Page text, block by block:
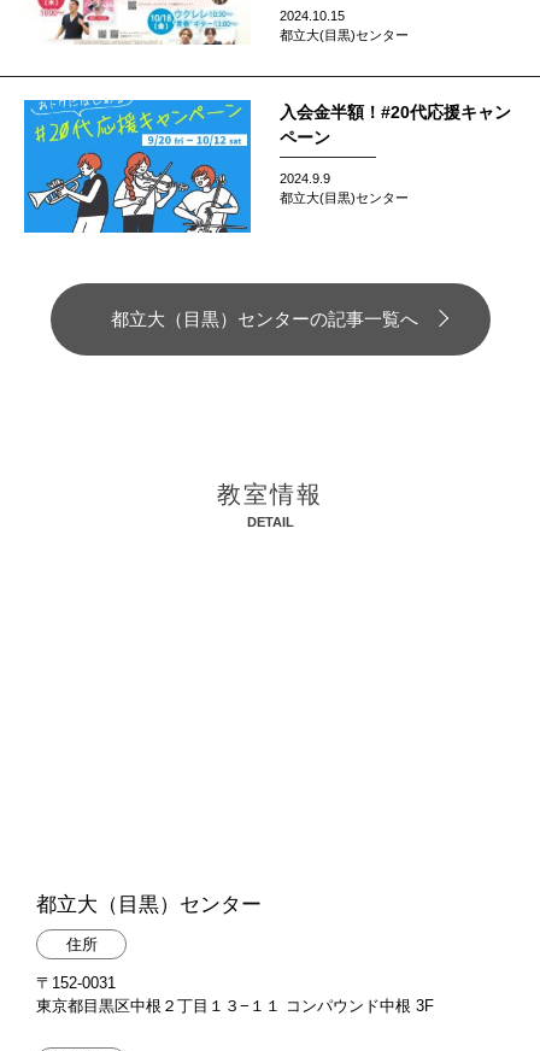
2024.10.15
都立大(目黒)センター
入会金半額！#20代応援キャン
ペーン
2024.9.9
都立大(目黒)センター
都立大（目黒）センターの記事一覧へ
教室情報
DETAIL
都立大（目黒）センター
住所
〒152-0031
東京都目黒区中根２丁目１３−１１ コンパウンド中根 3F